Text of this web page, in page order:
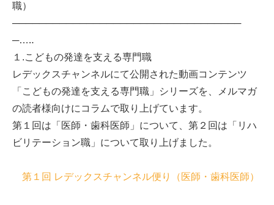
職）
──────────────────────────────────
─…‥
１.こどもの発達を支える専門職
レデックスチャンネルにて公開された動画コンテンツ
「こどもの発達を支える専門職」シリーズを、メルマガ
の読者様向けにコラムで取り上げています。
第１回は「医師・歯科医師」について、第２回は「リハ
ビリテーション職」について取り上げました。
第１回 レデックスチャンネル便り（医師・歯科医師）